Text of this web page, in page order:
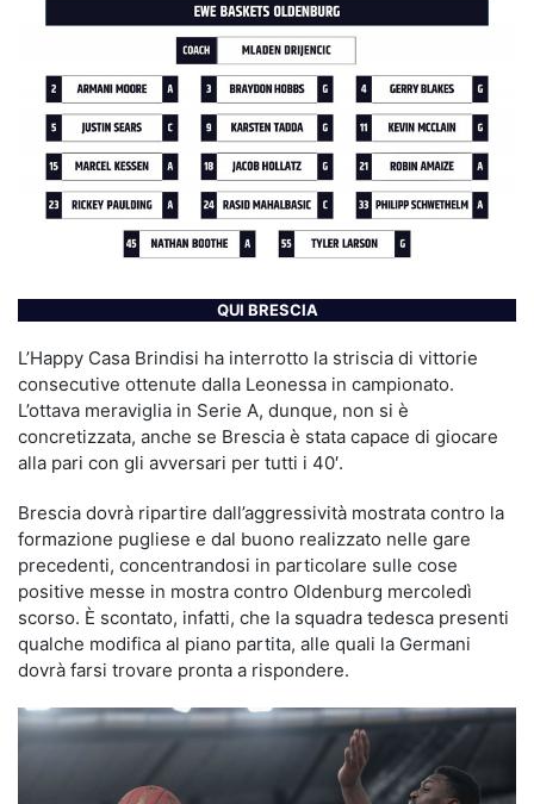
QUI BRESCIA
L’Happy Casa Brindisi ha interrotto la striscia di vittorie
consecutive ottenute dalla Leonessa in campionato.
L’ottava meraviglia in Serie A, dunque, non si è
concretizzata, anche se Brescia è stata capace di giocare
alla pari con gli avversari per tutti i 40′.
Brescia dovrà ripartire dall’aggressività mostrata contro la
formazione pugliese e dal buono realizzato nelle gare
precedenti, concentrandosi in particolare sulle cose
positive messe in mostra contro Oldenburg mercoledì
scorso. È scontato, infatti, che la squadra tedesca presenti
qualche modifica al piano partita, alle quali la Germani
dovrà farsi trovare pronta a rispondere.